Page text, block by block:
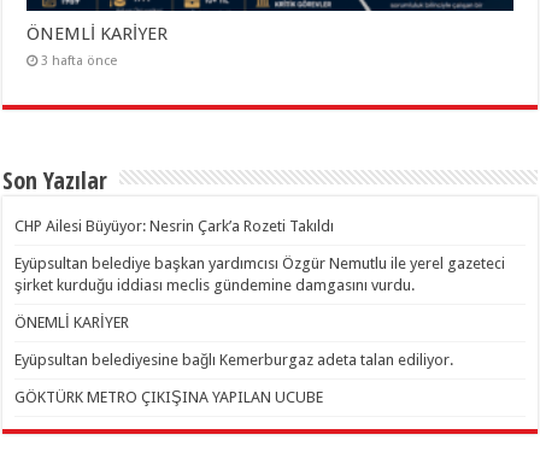
ÖNEMLİ KARİYER
3 hafta önce
Son Yazılar
CHP Ailesi Büyüyor: Nesrin Çark’a Rozeti Takıldı
Eyüpsultan belediye başkan yardımcısı Özgür Nemutlu ile yerel gazeteci
şirket kurduğu iddiası meclis gündemine damgasını vurdu.
ÖNEMLİ KARİYER
Eyüpsultan belediyesine bağlı Kemerburgaz adeta talan ediliyor.
GÖKTÜRK METRO ÇIKIŞINA YAPILAN UCUBE